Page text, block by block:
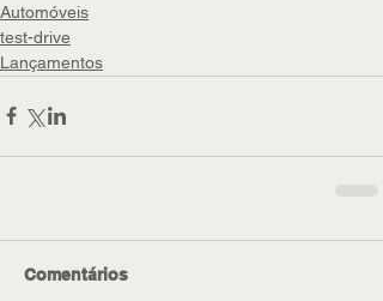
Automóveis
test-drive
Lançamentos
Comentários